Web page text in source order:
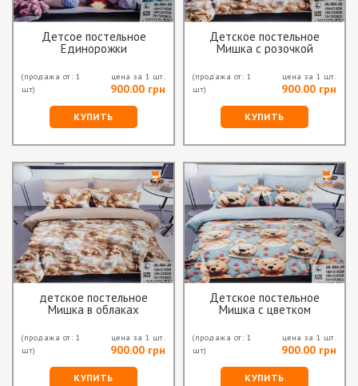
Детсое постельное
Единорожки
(продажа от: 1
шт)
цена за 1 шт.
900.00 грн
КУПИТЬ
Детское постельное
Мишка с розочкой
(продажа от: 1
шт)
цена за 1 шт.
900.00 грн
КУПИТЬ
детское постельное
Мишка в облаках
(продажа от: 1
шт)
цена за 1 шт.
900.00 грн
КУПИТЬ
Детское постельное
Мишка с цветком
(продажа от: 1
шт)
цена за 1 шт.
900.00 грн
КУПИТЬ